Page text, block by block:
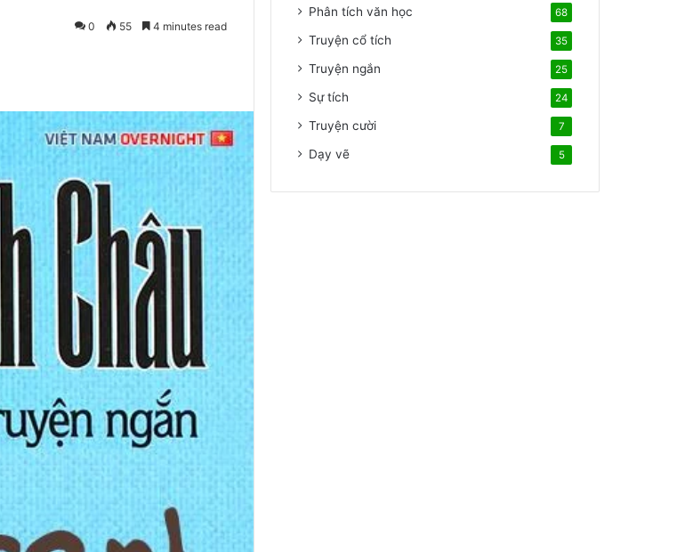
0 55 4 minutes read
Phân tích văn học 68
Truyện cổ tích 35
Truyện ngắn 25
Sự tích 24
Truyện cười 7
Dạy vẽ 5